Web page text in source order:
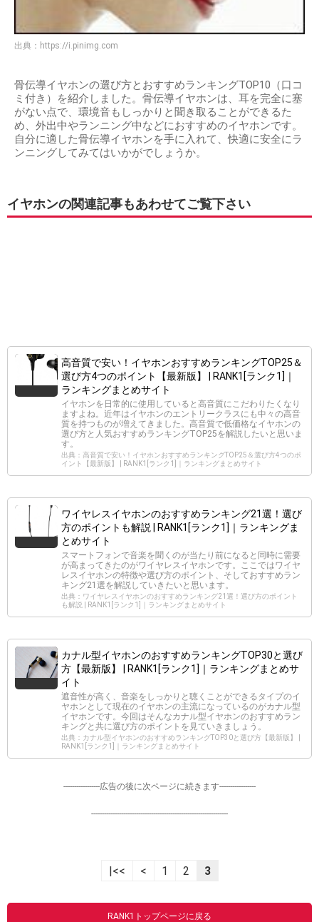
出典： https://i.pinimg.com
骨伝導イヤホンの選び方とおすすめランキングTOP10（口コ
ミ付き）を紹介しました。骨伝導イヤホンは、耳を完全に塞
がない点で、環境音もしっかりと聞き取ることができるた
め、外出中やランニング中などにおすすめのイヤホンです。
自分に適した骨伝導イヤホンを手に入れて、快適に安全にラ
ンニングしてみてはいかがでしょうか。
イヤホンの関連記事もあわせてご覧下さい
高音質で安い！イヤホンおすすめランキングTOP25＆
選び方4つのポイント【最新版】 | RANK1[ランク1]｜
ランキングまとめサイト
イヤホンを日常的に使用していると高音質にこだわりたくなり
ますよね。近年はイヤホンのエントリークラスにも中々の高音
質を持つものが増えてきました。高音質で低価格なイヤホンの
選び方と人気おすすめランキングTOP25を解説したいと思いま
す。
出典：高音質で安い！イヤホンおすすめランキングTOP25＆選び方4つのポ
イント【最新版】 | RANK1[ランク1]｜ランキングまとめサイト
ワイヤレスイヤホンのおすすめランキング21選！選び
方のポイントも解説 | RANK1[ランク1]｜ランキングま
とめサイト
スマートフォンで音楽を聞くのが当たり前になると同時に需要
が高まってきたのがワイヤレスイヤホンです。ここではワイヤ
レスイヤホンの特徴や選び方のポイント、そしておすすめラン
キング21選を解説していきたいと思います。
出典：ワイヤレスイヤホンのおすすめランキング21選！選び方のポイント
も解説 | RANK1[ランク1]｜ランキングまとめサイト
カナル型イヤホンのおすすめランキングTOP30と選び
方【最新版】 | RANK1[ランク1]｜ランキングまとめサ
イト
遮音性が高く、音楽をしっかりと聴くことができるタイプのイ
ヤホンとして現在のイヤホンの主流になっているのがカナル型
イヤホンです。今回はそんなカナル型イヤホンのおすすめラン
キングと共に選び方のポイントを見ていきましょう。
出典：カナル型イヤホンのおすすめランキングTOP30と選び方【最新版】 |
RANK1[ランク1]｜ランキングまとめサイト
-----------------広告の後に次ページに続きます-----------------
----------------------------------------------------------------
|<< < 1 2 3
RANK1トップページに戻る